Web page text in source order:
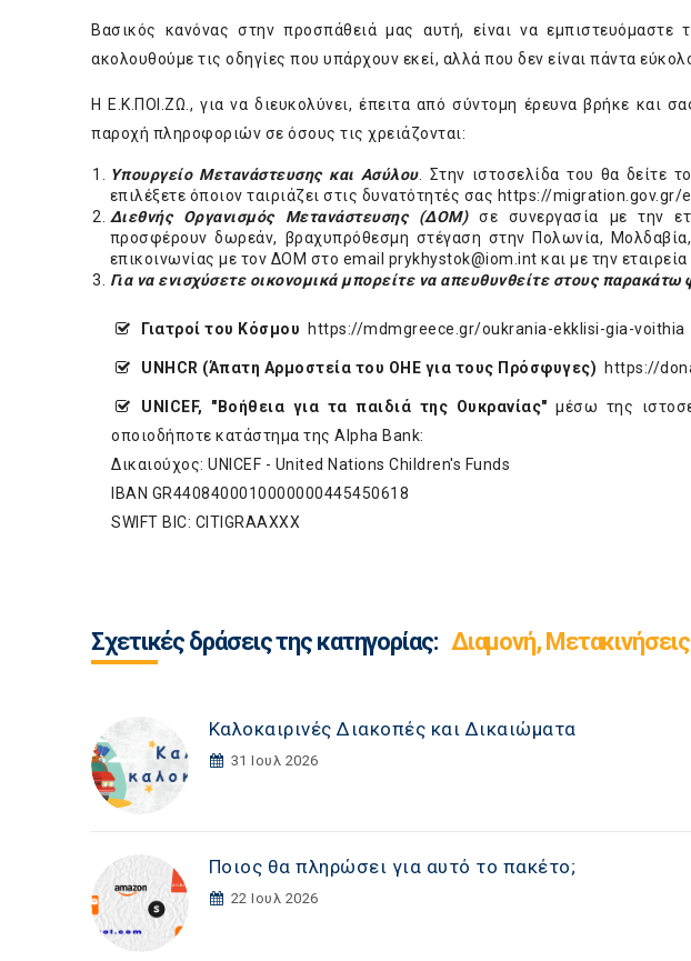
Βασικός κανόνας στην προσπάθειά μας αυτή, είναι να
ακολουθούμε τις οδηγίες που υπάρχουν εκεί, αλλά που δεν είναι πάντα
Η Ε.Κ.ΠΟΙ.ΖΩ., για να διευκολύνει, έπειτα από σύντομη έρευνα βρήκε και
παροχή πληροφοριών σε όσους τις χρειάζονται:
Υπουργείο Μετανάστευσης και Ασύλου. Στην ιστοσελίδα του θα δείτε
επιλέξετε όποιον ταιριάζει στις δυνατότητές σας https://migration.gov.gr/
Διεθνής Οργανισμός Μετανάστευσης
(ΔΟΜ)σε συνεργασία με την
προσφέρουν δωρεάν, βραχυπρόθεσμη στέγαση στην Πολωνία,
επικοινωνίας με τον ΔΟΜ στο email prykhystok@iom.int και με την
Για να ενισχύσετε οικονομικά μπορείτε να απευθυνθείτε στους παρακάτω
Γιατροί του Κόσμου https://mdmgreece.gr/oukrania-ekklisi-gia-voithia
UNHCR (Άπατη Αρμοστεία του ΟΗΕ για τους Πρόσφυγες) https://
UNICEF, "Βοήθεια για τα παιδιά της Ουκρανίας"μέσω της
οποιοδήποτε κατάστημα της Alpha Bank:
Δικαιούχος: UNICEF - United Nations Children's Funds
ΙΒΑΝ GR4408400010000000445450618
SWIFT BIC: CITIGRAAXXX
Σχετικές δράσεις της κατηγορίας: Διαμονή,
Καλοκαιρινές Διακοπές και Δικαιώματα
31 Ιουλ 2026
Ποιος θα πληρώσει για αυτό το πακέτο;
22 Ιουλ 2026